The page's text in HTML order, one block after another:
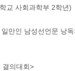
교 사회과학부 2학년)
만인 남성선언문 낭
결의대회>